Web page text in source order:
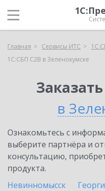
Главная Сервисы ИТС
1С:СБП C2B в Зеленокумске
в
Ознакомьтесь с
выберите партнёра и
консультацию,
продукта.
Невинномысск